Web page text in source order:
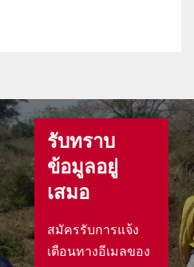
รับทราบ
ข้อมูลอยู่
เสมอ
สมัครรับการแจ้ง
เตือนทางอีเมลของ